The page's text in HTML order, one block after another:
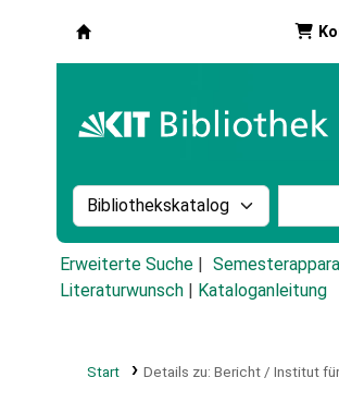
Suche im Katalog nach:
Erweiterte Suche
Literaturwunsch
Kataloganleitung
Start Details zu: Bericht / Institut